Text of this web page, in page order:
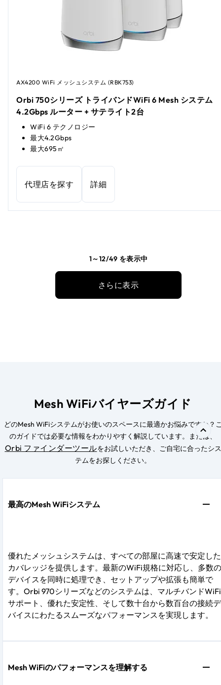
AX4200 WiFi メッシュシステム (RBK753)
Orbi 750シリーズ トライバンドWiFi 6 Mesh システム
4.2Gbps ルーター + サテライト2台
WiFi 6 テクノロジー
最大4.2Gbps
最大695㎡
代理店を探す 詳細
1～12/49 を表示中
さらに表示
Mesh WiFiバイヤーズガイド
どのMesh WiFiシステムがお使いのスペースに最適かお悩みですか？
のガイドでは必要な情報をわかりやすく解説しています。または、
Orbi ファインダーツールをお試しいただき、ご自宅に合ったシス
テムをお探しください。
最高のMesh WiFiシステム
優れたメッシュシステムは、すべての部屋に高速で安定した
カバレッジを提供します。最新のWiFi規格に対応し、多数の
デバイスを同時に処理でき、セットアップや拡張も簡単で
す。Orbi 970シリーズなどのシステムは、マルチバンドWiFi
サポート、優れた安定性、そして数十台から数百台の接続デ
バイスにわたるスムーズなパフォーマンスを実現します。
Mesh WiFiのパフォーマンスを理解する